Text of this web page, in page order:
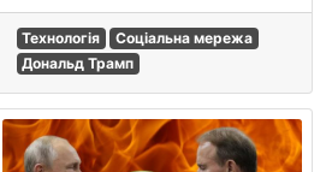
Технологія
Соціальна мережа
Дональд Трамп